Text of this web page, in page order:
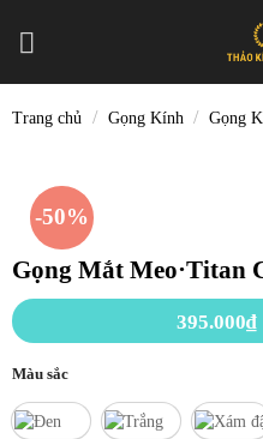
Trang chủ / Gọng Kính / Gọng
-50%
Gọng Mắt Meo·Titan
395.000₫
Màu sắc